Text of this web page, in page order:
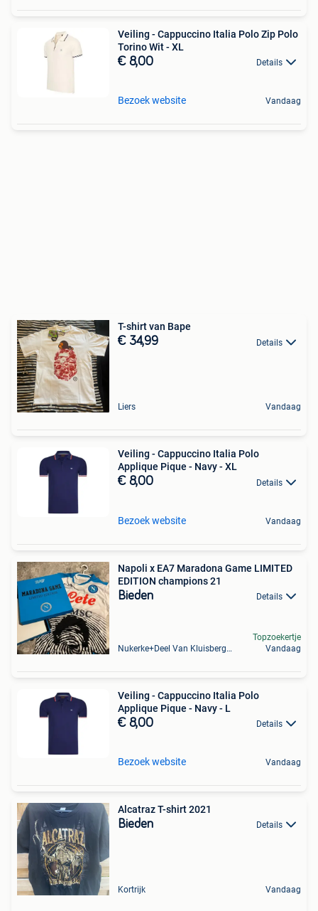
Veiling - Cappuccino Italia Polo Zip Polo
Torino Wit - XL
€ 8,00 Details
Bezoek website Vandaag
T-shirt van Bape
€ 34,99 Details
Liers Vandaag
Veiling - Cappuccino Italia Polo
Applique Pique - Navy - XL
€ 8,00 Details
Bezoek website Vandaag
Napoli x EA7 Maradona Game LIMITED
EDITION champions 21
Bieden Details
Nukerke+Deel Van Kluisbergen
Topzoekertje
Vandaag
Veiling - Cappuccino Italia Polo
Applique Pique - Navy - L
€ 8,00 Details
Bezoek website Vandaag
Alcatraz T-shirt 2021
Bieden Details
Kortrijk Vandaag